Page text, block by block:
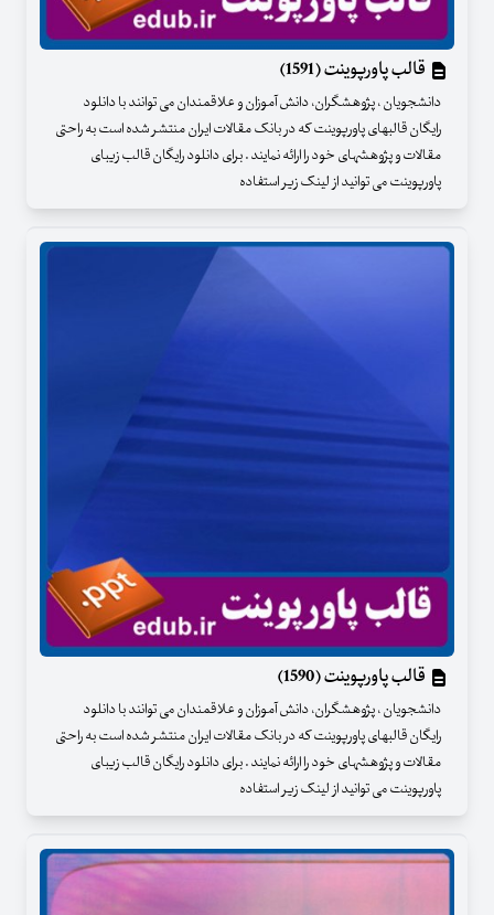
قالب پاورپوینت (1591)
دانشجویان ، پژوهشگران، دانش آموزان و علاقمندان می توانند با دانلود
رایگان قالبهای پاورپوینت که در بانک مقالات ایران منتشر شده است به راحتی
مقالات و پژوهشهای خود را ارائه نمایند . برای دانلود رایگان قالب زیبای
پاورپوینت می توانید از لینک زیر استفاده
قالب پاورپوینت (1590)
دانشجویان ، پژوهشگران، دانش آموزان و علاقمندان می توانند با دانلود
رایگان قالبهای پاورپوینت که در بانک مقالات ایران منتشر شده است به راحتی
مقالات و پژوهشهای خود را ارائه نمایند . برای دانلود رایگان قالب زیبای
پاورپوینت می توانید از لینک زیر استفاده